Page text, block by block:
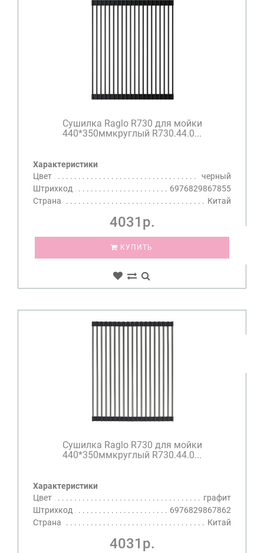
Сушилка Raglo R730 для мойки
440*350ммкруглый R730.44.0...
Характеристики
Цвет
черный
Штрихкод
6976829867855
Страна
Китай
4031р.
КУПИТЬ
Сушилка Raglo R730 для мойки
440*350ммкруглый R730.44.0...
Характеристики
Цвет
графит
Штрихкод
6976829867862
Страна
Китай
4031р.